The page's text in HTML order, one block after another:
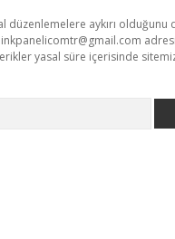
düzenlemelere aykırı olduğunu
yasal süre içerisinde